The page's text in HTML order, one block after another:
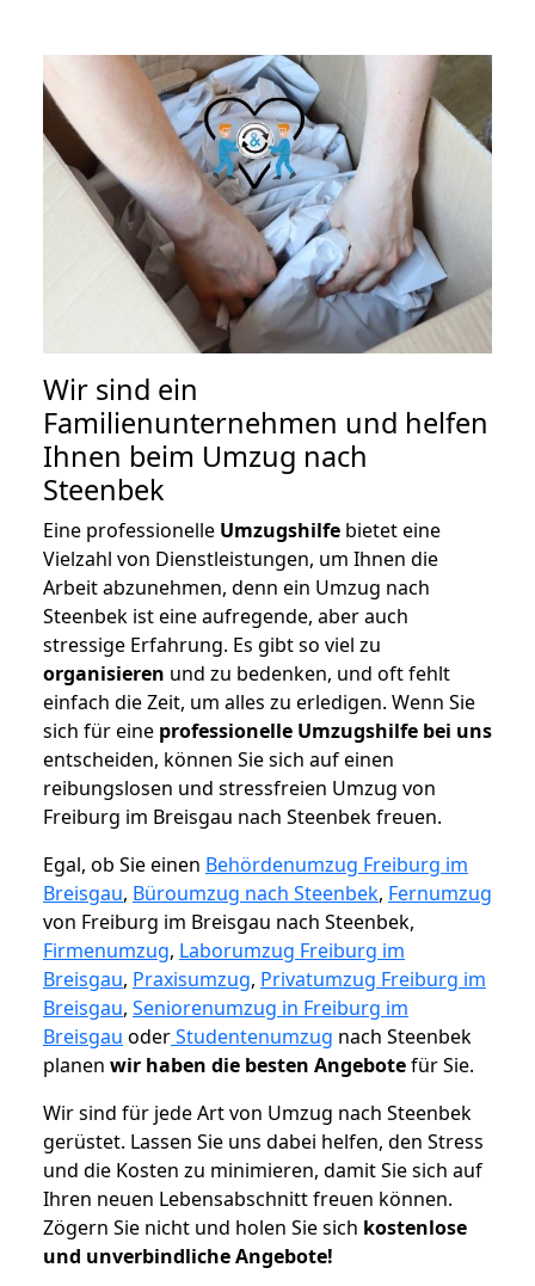
Wir sind ein
Familienunternehmen und helfen
Ihnen beim Umzug nach
Steenbek
Eine professionelle Umzugshilfe bietet eine
Vielzahl von Dienstleistungen, um Ihnen die
Arbeit abzunehmen, denn ein Umzug nach
Steenbek ist eine aufregende, aber auch
stressige Erfahrung. Es gibt so viel zu
organisieren und zu bedenken, und oft fehlt
einfach die Zeit, um alles zu erledigen. Wenn Sie
sich für eine professionelle Umzugshilfe bei uns
entscheiden, können Sie sich auf einen
reibungslosen und stressfreien Umzug von
Freiburg im Breisgau nach Steenbek freuen.
Egal, ob Sie einen Behördenumzug Freiburg im
Breisgau, Büroumzug nach Steenbek, Fernumzug
von Freiburg im Breisgau nach Steenbek,
Firmenumzug, Laborumzug Freiburg im
Breisgau, Praxisumzug, Privatumzug Freiburg im
Breisgau, Seniorenumzug in Freiburg im
Breisgau oderStudentenumzug nach Steenbek
planen wir haben die besten Angebotefür Sie.
Wir sind für jede Art von Umzug nach Steenbek
gerüstet. Lassen Sie uns dabei helfen, den Stress
und die Kosten zu minimieren, damit Sie sich auf
Ihren neuen Lebensabschnitt freuen können.
Zögern Sie nicht und holen Sie sich kostenlose
und unverbindliche Angebote!